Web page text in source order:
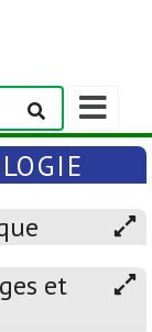
Afficher/
la
barre
de
navigation
et